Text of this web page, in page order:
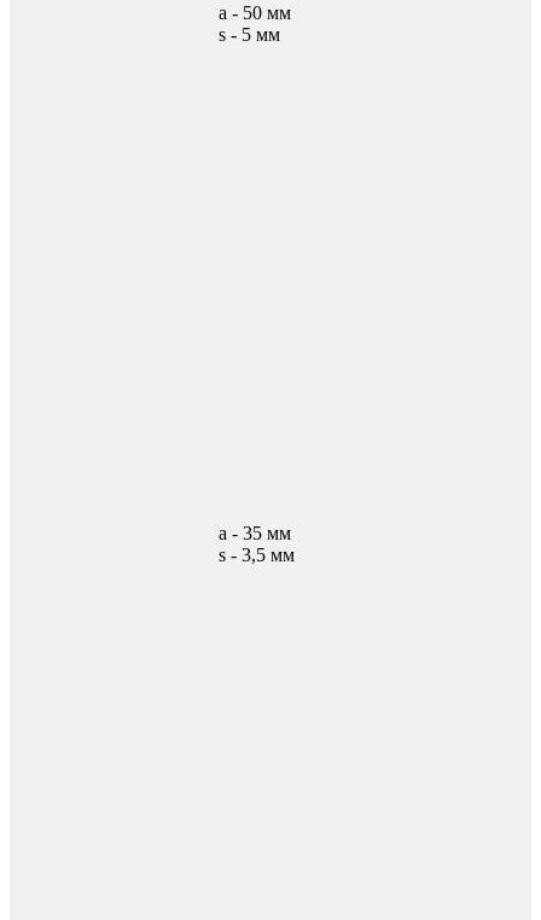
а - 50 мм
s - 5 мм
а - 35 мм
s - 3,5 мм